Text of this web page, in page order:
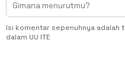
Isi komentar sepenuhnya adalah
dalam UU ITE